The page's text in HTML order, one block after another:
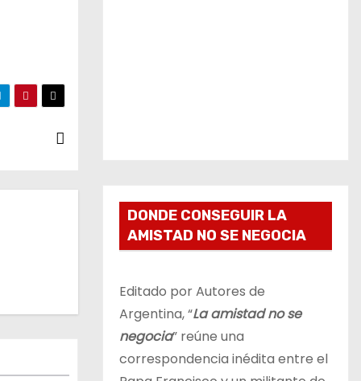
DONDE CONSEGUIR LA
AMISTAD NO SE NEGOCIA
Editado por Autores de
Argentina, “La amistad no se
negocia” reúne una
correspondencia inédita entre el